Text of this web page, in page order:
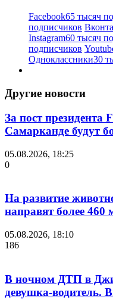
Facebook65 тысяч
подписчиков
Instagram60 тысяч
подписчиков
Одноклассники30
Другие новости
За пост президента
Самарканде будут
05.08.2026, 18:25
0
На развитие
направят более
05.08.2026, 18:10
186
В ночном ДТП в
девушка-водитель.